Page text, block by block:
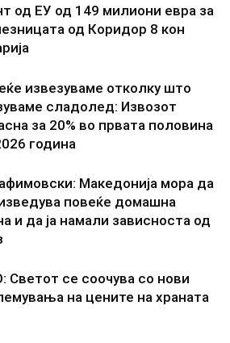
од ЕУ од 149 милиони евра за
од Коридор 8 кон
извезуваме отколку што
сладолед: Извозот
за 20% во првата половина
година
Македонија мора да
повеќе домашна
и да ја намали зависноста од
Светот се соочува со нови
на цените на храната